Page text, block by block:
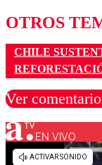
OTROS
CHILE
Ver
Los
EN VIVO